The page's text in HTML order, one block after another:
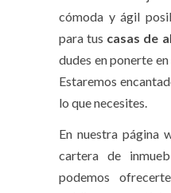
cómoda y ágil
para tus casas de
dudes en ponerte
Estaremos
lo que necesites.
En nuestra página
cartera de
podemos